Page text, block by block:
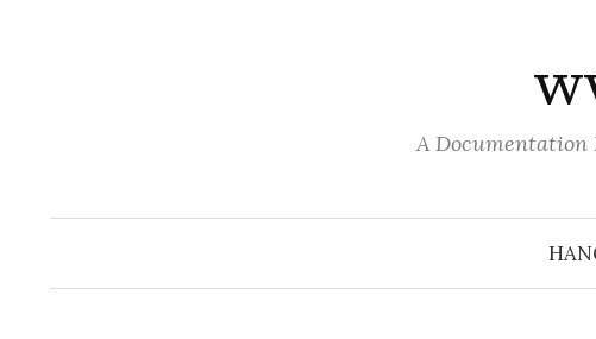
c
n
A Documentation